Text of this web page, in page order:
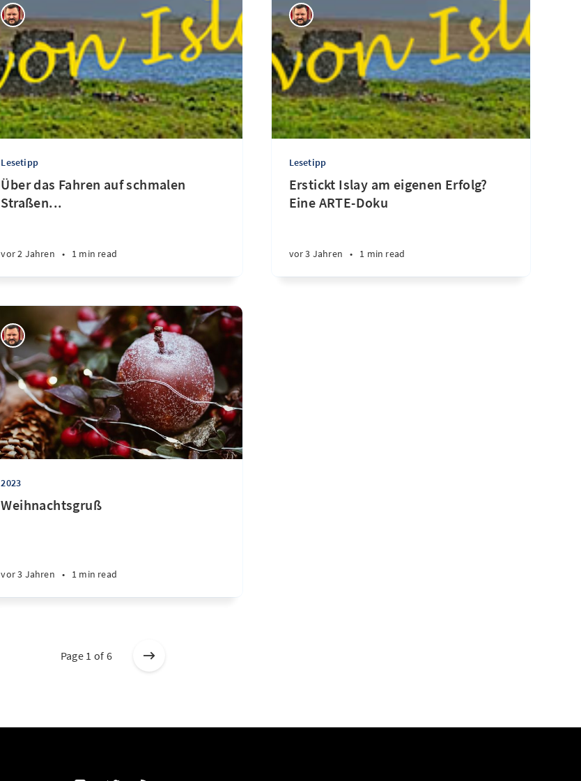
Lesetipp
Über das Fahren auf schmalen
Straßen...
vor 2 Jahren • 1 min read
Lesetipp
Erstickt Islay am eigenen Erfolg?
Eine ARTE-Doku
vor 3 Jahren • 1 min read
2023
Weihnachtsgruß
vor 3 Jahren • 1 min read
Page 1 of 6